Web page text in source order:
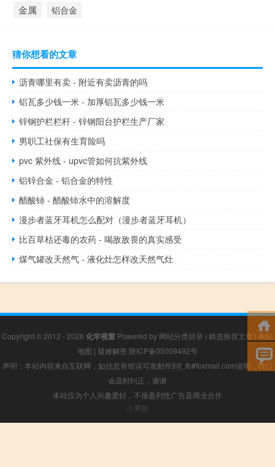
金属 铝合金
猜你想看的文章
沥青哪里有卖 - 附近有卖沥青的吗
铝瓦多少钱一米 - 加厚铝瓦多少钱一米
锌钢护栏栏杆 - 锌钢阳台护栏生产厂家
男职工社保有生育险吗
pvc 紫外线 - upvc管如何抗紫外线
铝锌合金 - 铝合金的特性
醋酸铈 - 醋酸铈水中的溶解度
漫步者蓝牙耳机怎么配对（漫步者蓝牙耳机）
比百草枯还毒的农药 - 喝敌敌畏的真实感受
煤气罐改天然气 - 液化灶怎样改天然气灶
Copyright © 2012 - 2026 化学视窗 Powered by 网站分类目录 | 精选推荐文章 | 网站
地图 | 疑难解答 陕ICP备05009492号
声明：本站内容来自互联网，如信息有错误可发邮件到f_fb#foxmail.com说明，我们
会及时纠正，谢谢
本站仅为个人兴趣爱好，不接盈利性广告及商业合作
小男孩